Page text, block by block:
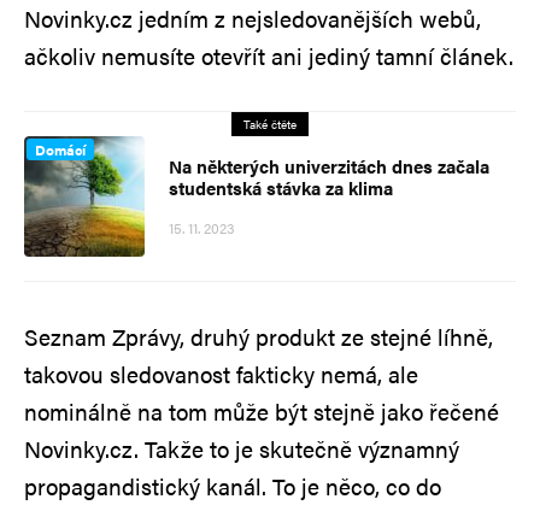
Novinky.cz jedním z nejsledovanějších webů,
ačkoliv nemusíte otevřít ani jediný tamní článek.
Také čtěte
Domácí
Na některých univerzitách dnes začala
studentská stávka za klima
15. 11. 2023
Seznam Zprávy, druhý produkt ze stejné líhně,
takovou sledovanost fakticky nemá, ale
nominálně na tom může být stejně jako řečené
Novinky.cz. Takže to je skutečně významný
propagandistický kanál. To je něco, co do